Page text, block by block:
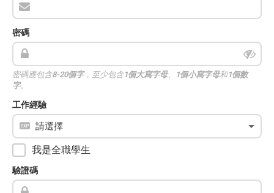
密碼
密碼應包含8-20個字，至少包含1個大寫字母、 1個小寫字母和1個數
字。
工作經驗
我是全職學生
驗證碼